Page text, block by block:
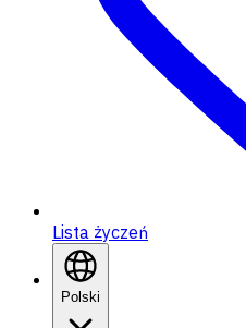
Lista życzeń
Polski